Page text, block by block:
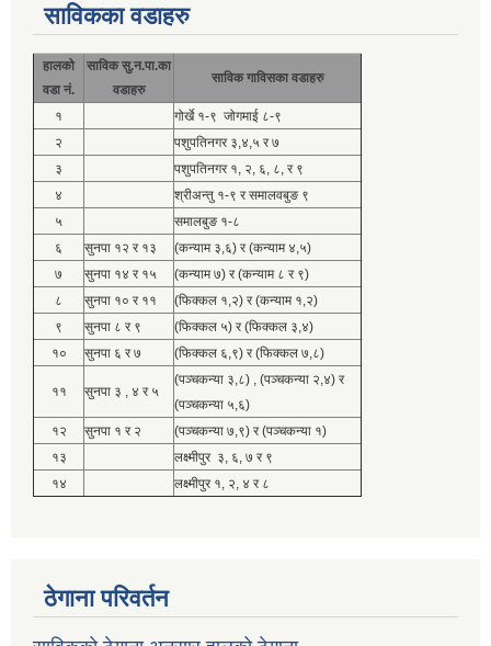
साविकका वडाहरु
हालको
वडा नं.
साविक सु.न.पा.का
वडाहरु
साविक गाविसका वडाहरु
१
गोर्खे १-९ जोगमाई ८-९
२
पशुपतिनगर ३,४,५ र ७
३
पशुपतिनगर १, २, ६, ८, र ९
४
श्रीअन्तु १-९ र समालवबुङ ९
५
समालबुङ १-८
६
सुनपा १२ र १३
(कन्याम ३,६) र (कन्याम ४,५)
७
सुनपा १४ र १५
(कन्याम ७) र (कन्याम ८ र ९)
८
सुनपा १० र ११
(फिक्कल १,२) र (कन्याम १,२)
९
सुनपा ८ र ९
(फिक्कल ५) र (फिक्कल ३,४)
१०
सुनपा ६ र ७ (फिक्कल ६,९) र (फिक्कल ७,८)
११ सुनपा ३ , ४ र ५
(पञ्चकन्या ३,८) , (पञ्चकन्या २,४) र
(पञ्चकन्या ५,६)
१२
सुनपा १ र २
(पञ्चकन्या ७,९) र (पञ्चकन्या १)
१३
लक्ष्मीपुर ३, ६, ७ र ९
१४
लक्ष्मीपुर १, २, ४ र ८
ठेगाना परिवर्तन